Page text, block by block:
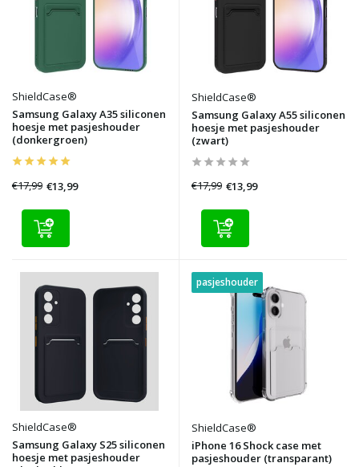
ShieldCase®
Samsung Galaxy A35 siliconen
hoesje met pasjeshouder
(donkergroen)
€17,99 €13,99
ShieldCase®
Samsung Galaxy A55 siliconen
hoesje met pasjeshouder
(zwart)
€17,99 €13,99
ShieldCase®
Samsung Galaxy S25 siliconen
hoesje met pasjeshouder
pasjeshouder
ShieldCase®
iPhone 16 Shock case met
pasjeshouder (transparant)